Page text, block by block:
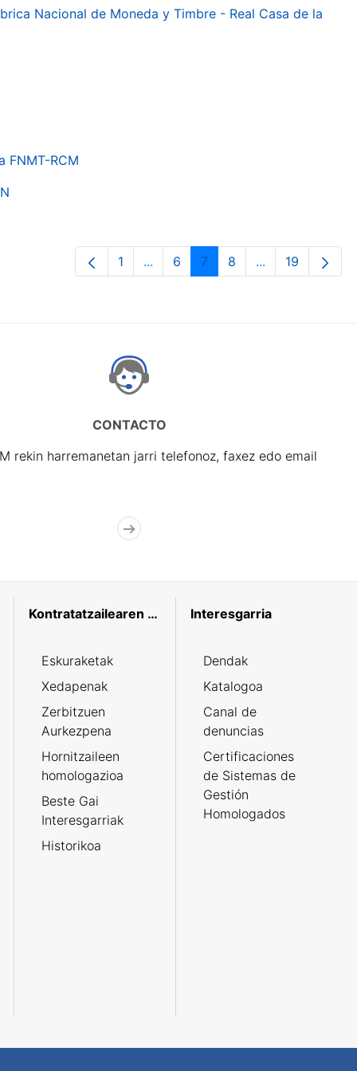
Nacional de Moneda y Timbre - Real Casa de la
FNMT-RCM
Orrialdea
1 ...Intermediate Pages Use TAB to
Orrialdea
6 Orrialdea
7 Orrialdea
8 ...Intermediate
Orrialdea
19
CONTACTO
rekin harremanetan jarri telefonoz, faxez edo email
Kontratatzailearen profila
Eskuraketak
Xedapenak
Zerbitzuen
Aurkezpena
Hornitzaileen
homologazioa
Beste Gai
Interesgarriak
Historikoa
Interesgarria
Dendak
Katalogoa
Canal de
denuncias
Certificaciones
de Sistemas de
Gestión
Homologados